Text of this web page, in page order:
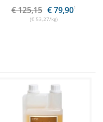
€ 125,15 € 79,901
(€ 53,27/kg)